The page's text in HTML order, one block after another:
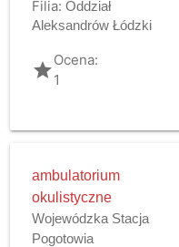
Filia: Oddział
Aleksandrów Łódzki
gradeOcena:
1
ambulatorium
okulistyczne
Wojewódzka Stacja
Pogotowia